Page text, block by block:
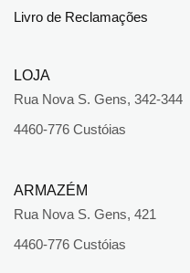
Livro de Reclamações
LOJA
Rua Nova S. Gens, 342-344
4460-776 Custóias
ARMAZÉM
Rua Nova S. Gens, 421
4460-776 Custóias